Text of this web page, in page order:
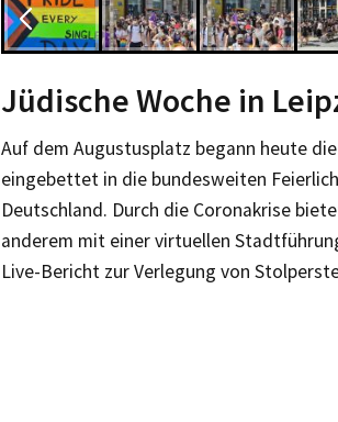
Jüdische Woche in
Auf dem Augustusplatz begann heute die
eingebettet in die bundesweiten
Deutschland. Durch die Coronakrise
anderem mit einer virtuellen
Live-Bericht zur Verlegung von